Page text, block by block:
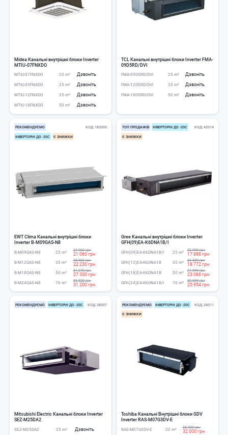
Midea Канальні внутрішні блоки Inverter
MTIU-07FNXDO
MTIU-07FNXDO 20 m² Дзвоніть
MTIU-09FNXDO 25 m² Дзвоніть
MTIU-12FNXDO 35 m² Дзвоніть
MTIU-18FNXDO 50 m² Дзвоніть
TCL Канальні внутрішні блоки Inverter FMA-
09D5RD/DVI
FMA-09D5RD/DVI 25 m² Дзвоніть
FMA-12D5RD/DVI 35 m² Дзвоніть
FMA-18D5RD/DVI 50 m² Дзвоніть
РЕКОМЕНДУЄМО
ІНВЕРТОРНІ ДО -20С Є ЗНИЖКИ
КОД 182005
EWT Clima Канальні внутрішні блоки
Inverter B-M09GAS-N8
B-M09GAS-N8 25 m² 24 060 грн
21 060 грн
B-M12GAS-N8 35 m² 25 960 грн
22 230 грн
B-M18GAS-N8 50 m² 31 070 грн
27 300 грн
B-M24GAS-N8 70 m² 35 520 грн
31 200 грн
ТОП ПРОДАЖІВ ІНВЕРТОРНІ ДО -20С
Є ЗНИЖКИ
КОД 42014
Gree Канальні внутрішні блоки Inverter
GFH(09)EA-K6DNA1B/I
GFH(09)EA-K6DNA1B/I 25 m² 22 999 грн
17 898 грн
GFH(12)EA-K6DNA1B 35 m² 23 599 грн
18 772 грн
GFH(18)EA-K6DNA1B 50 m² 27 999 грн
23 068 грн
GFH(24)EA-K6DNA1B/I 70 m² 30 999 грн
25 954 грн
РЕКОМЕНДУЄМО ІНВЕРТОРНІ ДО -20С КОД 38007
Mitsubishi Electric Канальні блоки Inverter
SEZ-M25DA2
SEZ-M25DA2 25 m² Дзвоніть
РЕКОМЕНДУЄМО ІНВЕРТОРНІ ДО -20С
Є ЗНИЖКИ
КОД 24011
Toshiba Канальні Внутрішні блоки GDV
Inverter RAS-M07G3DV-E
RAS-M07G3DV-E 20 m² 35 000 грн
32 000 грн